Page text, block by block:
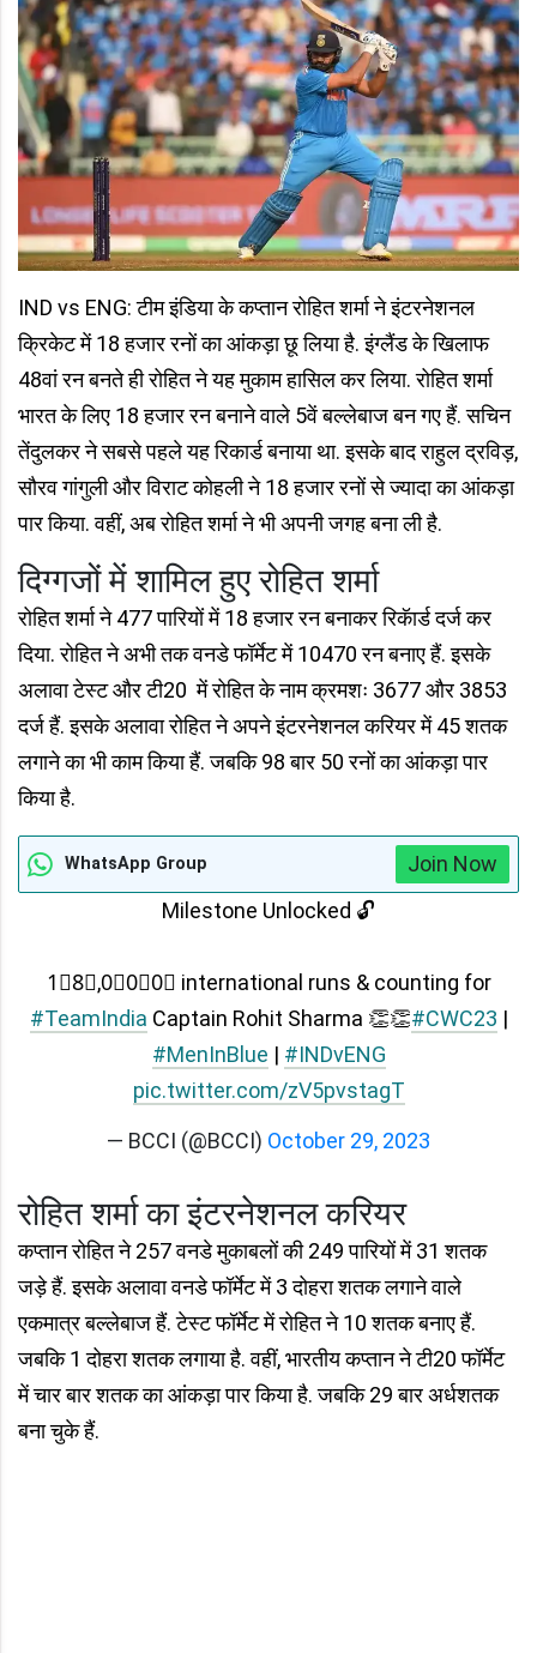
IND vs ENG: टीम इंडिया के कप्तान रोहित शर्मा ने इंटरनेशनल
क्रिकेट में 18 हजार रनों का आंकड़ा छू लिया है. इंग्लैंड के खिलाफ
48वां रन बनते ही रोहित ने यह मुकाम हासिल कर लिया. रोहित शर्मा
भारत के लिए 18 हजार रन बनाने वाले 5वें बल्लेबाज बन गए हैं. सचिन
तेंदुलकर ने सबसे पहले यह रिकार्ड बनाया था. इसके बाद राहुल द्रविड़,
सौरव गांगुली और विराट कोहली ने 18 हजार रनों से ज्यादा का आंकड़ा
पार किया. वहीं, अब रोहित शर्मा ने भी अपनी जगह बना ली है.
दिग्गजों में शामिल हुए रोहित शर्मा
रोहित शर्मा ने 477 पारियों में 18 हजार रन बनाकर रिकॅार्ड दर्ज कर
दिया. रोहित ने अभी तक वनडे फॉर्मेट में 10470 रन बनाए हैं. इसके
अलावा टेस्ट और टी20 में रोहित के नाम क्रमशः 3677 और 3853
दर्ज हैं. इसके अलावा रोहित ने अपने इंटरनेशनल करियर में 45 शतक
लगाने का भी काम किया हैं. जबकि 98 बार 50 रनों का आंकड़ा पार
किया है.
WhatsApp Group
Join Now
Milestone Unlocked 🔓
1⃣8⃣,0⃣0⃣0⃣ international runs & counting for
#TeamIndia Captain Rohit Sharma 👏👏#CWC23 |
#MenInBlue | #INDvENG
pic.twitter.com/zV5pvstagT
— BCCI (@BCCI) October 29, 2023
रोहित शर्मा का इंटरनेशनल करियर
कप्तान रोहित ने 257 वनडे मुकाबलों की 249 पारियों में 31 शतक
जड़े हैं. इसके अलावा वनडे फॉर्मेट में 3 दोहरा शतक लगाने वाले
एकमात्र बल्लेबाज हैं. टेस्ट फॉर्मेट में रोहित ने 10 शतक बनाए हैं.
जबकि 1 दोहरा शतक लगाया है. वहीं, भारतीय कप्तान ने टी20 फॉर्मेट
में चार बार शतक का आंकड़ा पार किया है. जबकि 29 बार अर्धशतक
बना चुके हैं.